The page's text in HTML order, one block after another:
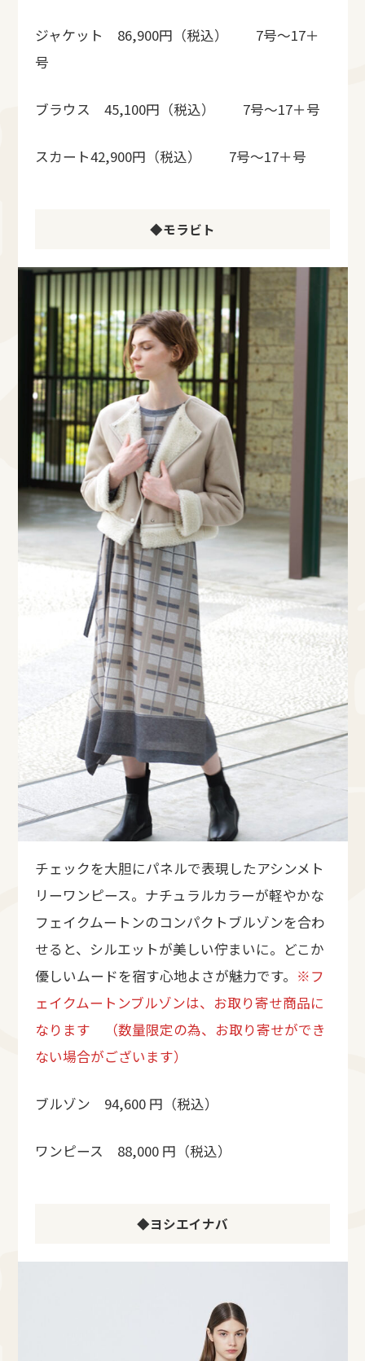
ジャケット 86,900円（税込） 7号～17＋
号
ブラウス 45,100円（税込） 7号～17＋号
スカート42,900円（税込） 7号～17＋号
◆モラビト
チェックを大胆にパネルで表現したアシンメト
リーワンピース。ナチュラルカラーが軽やかな
フェイクムートンのコンパクトブルゾンを合わ
せると、シルエットが美しい佇まいに。どこか
優しいムードを宿す心地よさが魅力です。 ※フ
ェイクムートンブルゾンは、お取り寄せ商品に
なります （数量限定の為、お取り寄せができ
ない場合がございます）
ブルゾン 94,600 円（税込）
ワンピース 88,000 円（税込）
◆ヨシエイナバ